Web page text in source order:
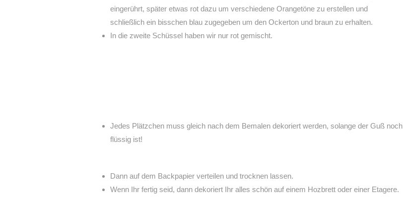
eingerührt, später etwas rot dazu um verschiedene Orangetöne zu erstellen und
schließlich ein bisschen blau zugegeben um den Ockerton und braun zu erhalten.
In die zweite Schüssel haben wir nur rot gemischt.
Jedes Plätzchen muss gleich nach dem Bemalen dekoriert werden, solange der Guß noch
flüssig ist!
Dann auf dem Backpapier verteilen und trocknen lassen.
Wenn Ihr fertig seid, dann dekoriert Ihr alles schön auf einem Hozbrett oder einer Etagere.